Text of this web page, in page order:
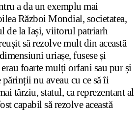
a da un exemplu mai
Război Mondial, societatea,
de la Iași, viitorul patriarh
să rezolve mult din această
uriașe, fusese și
foarte mulți orfani sau pur și
nu aveau cu ce să îi
târziu, statul, ca reprezentant al
capabil să rezolve această